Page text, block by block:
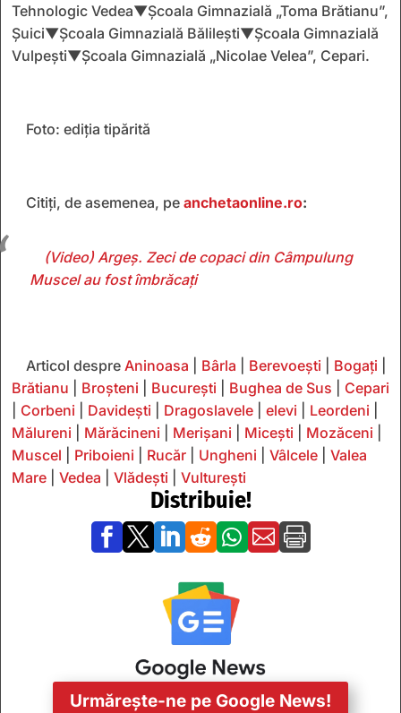
Tehnologic Vedea▼Școala Gimnazială „Toma Brătianu”,
Șuici▼Școala Gimnazială Bălilești▼Școala Gimnazială
Vulpești▼Școala Gimnazială „Nicolae Velea”, Cepari.
Foto: ediția tipărită
Citiți, de asemenea, pe anchetaonline.ro:
(Video) Argeș. Zeci de copaci din Câmpulung
Muscel au fost îmbrăcați
Articol despre Aninoasa Bârla Berevoești Bogați
Brătianu
Broșteni București Bughea de Sus
Cepari
Corbeni Davidești Dragoslavele elevi Leordeni
Mălureni
Mărăcineni Merișani Micești Mozăceni
Muscel
Priboieni Rucăr Ungheni Vâlcele
Valea
Mare
Vedea Vlădești Vulturești
Distribuie!
      
Urmărește-ne pe Google News!